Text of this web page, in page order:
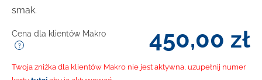
smak.
Cena dla klientów Makro 450,00 zł
Twoja zniżka dla klientów Makro nie jest aktywna, uzupełnij numer